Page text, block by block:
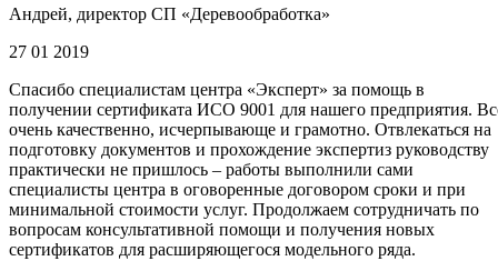
Андрей, директор СП «Деревообработка»
27 01 2019
Спасибо специалистам центра «Эксперт» за помощь в
получении сертификата ИСО 9001 для нашего предприятия.
очень качественно, исчерпывающе и грамотно. Отвлекаться на
подготовку документов и прохождение экспертиз руководству
практически не пришлось – работы выполнили сами
специалисты центра в оговоренные договором сроки и при
минимальной стоимости услуг. Продолжаем сотрудничать по
вопросам консультативной помощи и получения новых
сертификатов для расширяющегося модельного ряда.